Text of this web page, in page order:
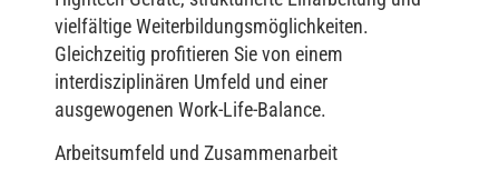
vielfältige Weiterbildungsmöglichkeiten.
Gleichzeitig profitieren Sie von einem
interdisziplinären Umfeld und einer
ausgewogenen Work-Life-Balance.
Arbeitsumfeld und Zusammenarbeit